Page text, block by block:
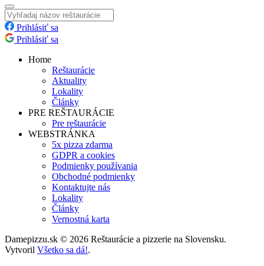
Prihlásiť sa
Prihlásiť sa
Home
Reštaurácie
Aktuality
Lokality
Články
PRE REŠTAURÁCIE
Pre reštaurácie
WEBSTRÁNKA
5x pizza zdarma
GDPR a cookies
Podmienky používania
Obchodné podmienky
Kontaktujte nás
Lokality
Články
Vernostná karta
Damepizzu.sk © 2026 Reštaurácie a pizzerie na Slovensku.
Vytvoril Všetko sa dá!.